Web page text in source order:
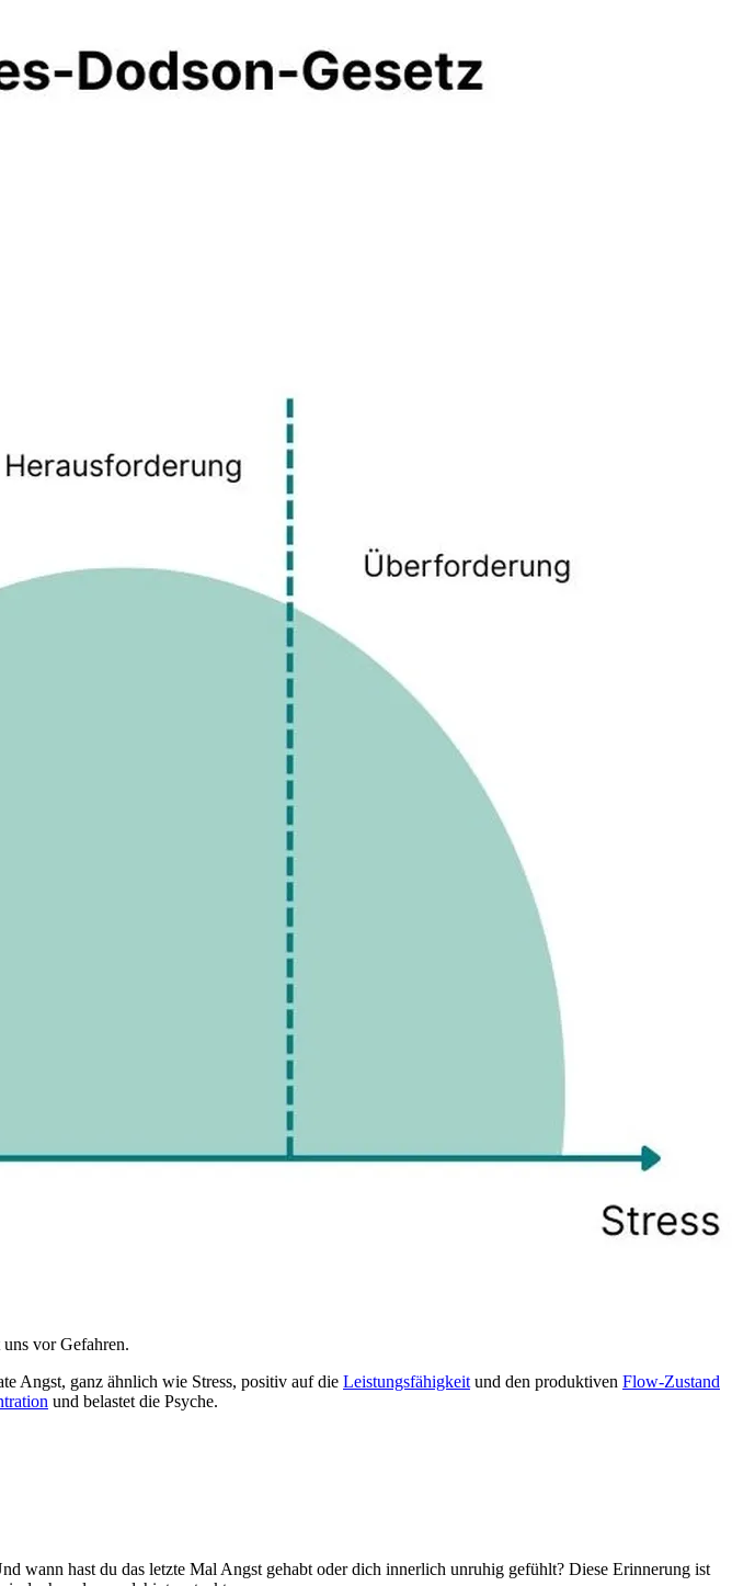
vor Gefahren.
Angst, ganz ähnlich wie Stress, positiv auf die Leistungsfähigkeit und den produktiven Flow-Zustand
und belastet die Psyche.
wann hast du das letzte Mal Angst gehabt oder dich innerlich unruhig gefühlt? Diese Erinnerung ist